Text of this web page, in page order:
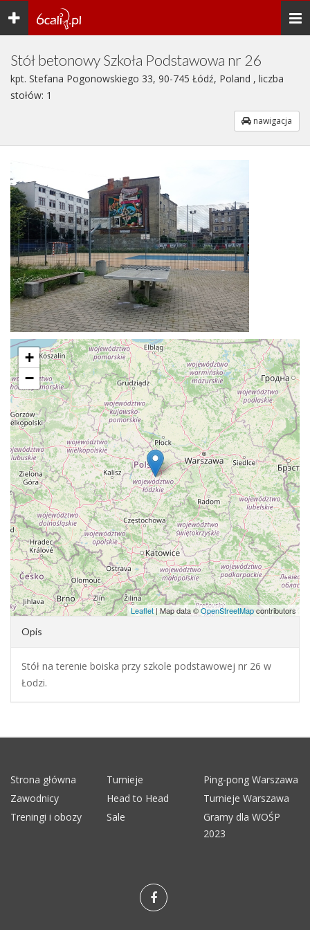
Toggle
navigation
Stół betonowy Szkoła Podstawowa nr 26
kpt. Stefana Pogonowskiego 33, 90-745 Łódź, Poland , liczba
stołów: 1
nawigacja
+
−
Leaflet| Map data ©OpenStreetMapcontributors
Opis
Stół na terenie boiska przy szkole podstawowej nr 26 w
Łodzi.
Strona główna Turnieje
Ping-pong Warszawa
Zawodnicy
Head to Head
Turnieje Warszawa
Treningi i obozy
Sale
Gramy dla WOŚP
2023